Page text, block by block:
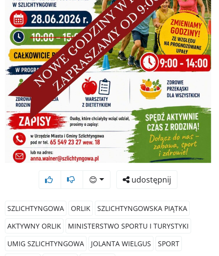
😊 udostępnij
SZLICHTYNGOWA ORLIK
SZLICHTYNGOWSKA PIĄTKA
AKTYWNY ORLIK
MINISTERSTWO SPORTU I TURYSTYKI
UMIG SZLICHTYNGOWA
JOLANTA WIELGUS
SPORT